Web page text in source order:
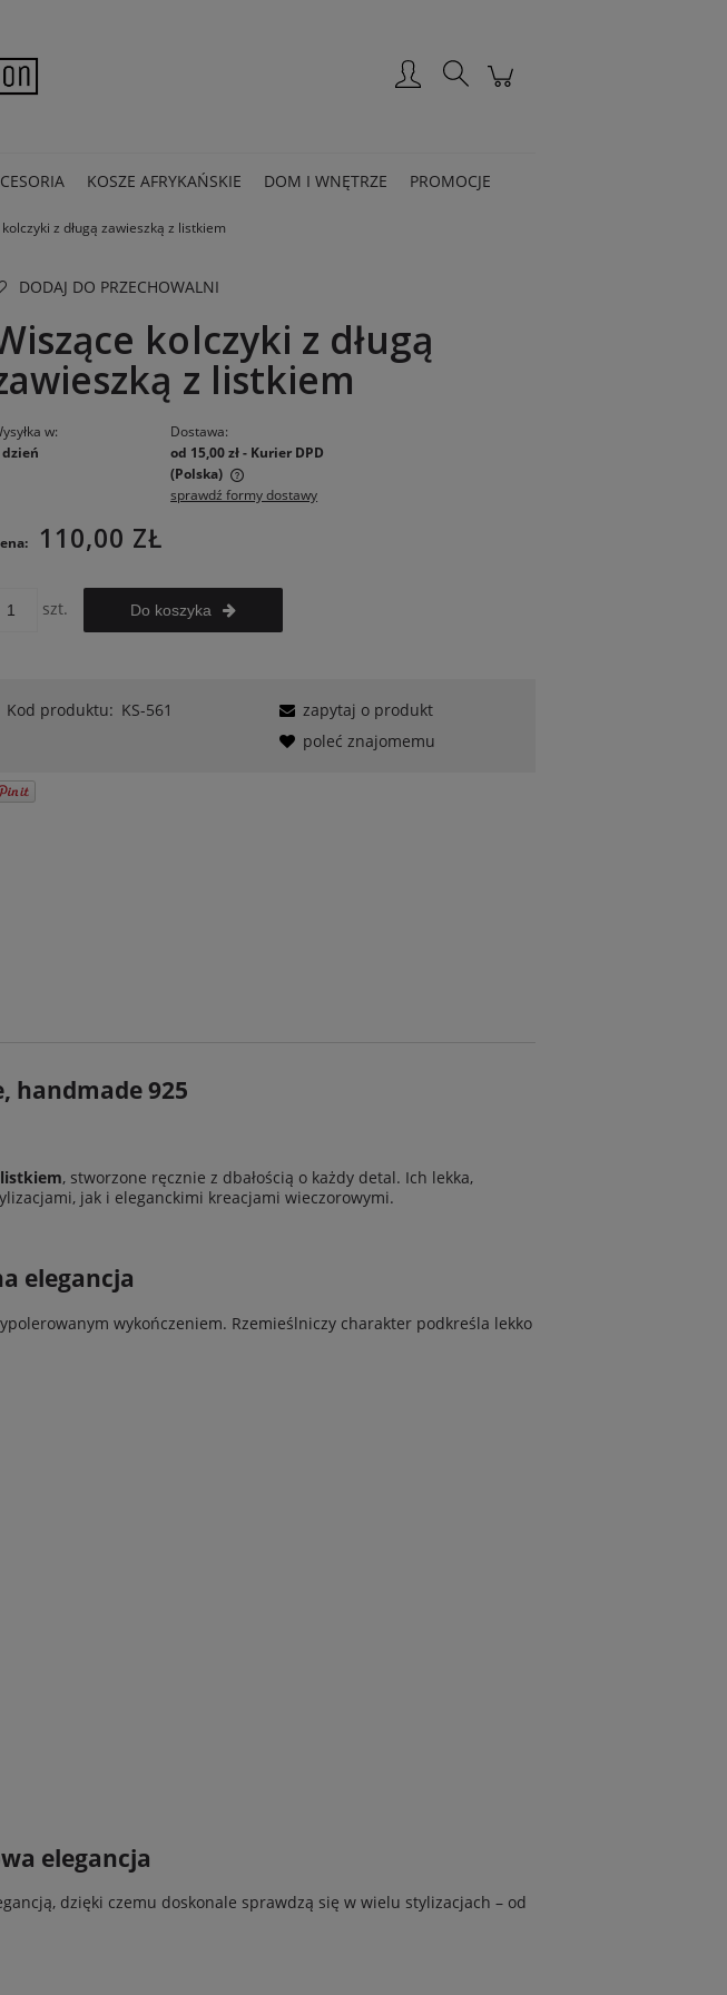
KOSZE AFRYKAŃSKIE DOM I WNĘTRZE PROMOCJE
z długą zawieszką z listkiem
DODAJ DO PRZECHOWALNI
kolczyki z długą
z listkiem
w:
dzień
Dostawa:
od 15,00 zł- Kurier DPD
(Polska)
płatności
sprawdź formy dostawy
110,00 ZŁ
szt. Do koszyka
Kod produktu: KS-561
zapytaj o produkt
poleć znajomemu
handmade 925
, stworzone ręcznie z dbałością o każdy detal. Ich lekka,
jak i eleganckimi kreacjami wieczorowymi.
elegancja
wykończeniem. Rzemieślniczy charakter podkreśla lekko
elegancja
dzięki czemu doskonale sprawdzą się w wielu stylizacjach – od